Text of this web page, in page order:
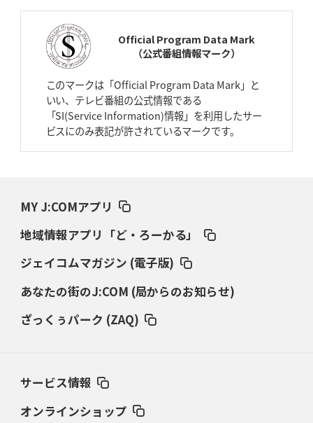
2026年4月9日(木)更新
スティーラーズ、名門復活の足音
2026年4月2日(木)更新
2026年3月26日(木)更新
AZ-COM丸和、リーグワンへ参入決定 「フィールド丸ごと計測機器」の
ダイナボアーズ、“逆輸入SO”三宅駿
「ニュージーランドのフレア（閃
2026年3月5日(木)更新
2026年2月19日(木)更新
37年女子W杯招致への課題と期待
Official Program Data Mark
（公式番組情報マーク）
このマークは「Official Program Data Mark」と
いい、テレビ番組の公式情報である
「SI(Service Information)情報」を利用したサー
ビスにのみ表記が許されているマークです。
MY J:COMアプリ
地域情報アプリ「ど・ろーかる」
ジェイコムマガジン (電子版)
あなたの街のJ:COM (局からのお知らせ)
ざっくぅパーク (ZAQ)
サービス情報
オンラインショップ